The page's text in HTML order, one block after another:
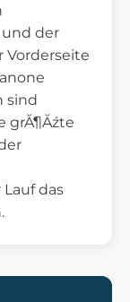
der
Vorderseite
sind
grĂ¶Ăźte
das